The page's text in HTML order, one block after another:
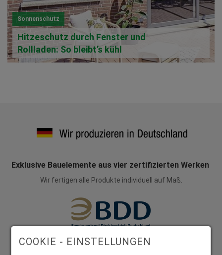
Sonnenschutz
Hitzeschutz durch Fenster und
Rollladen: So bleibt’s kühl
Exklusive Bauelemente aus vier zertifizierten Werken
Wir fertigen alle Produkte individuell auf Maß.
Mitglied Bundesverband Direktvertrieb
COOKIE - EINSTELLUNGEN